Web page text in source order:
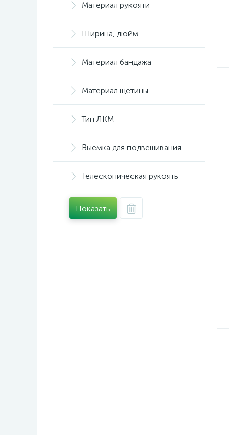
Материал рукояти
Ширина, дюйм
Материал бандажа
Материал щетины
Тип ЛКМ
Выемка для подвешивания
Телескопическая рукоять
Показать